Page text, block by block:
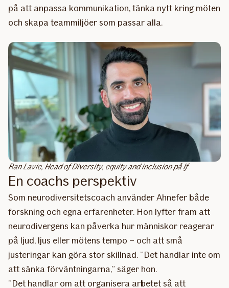
på att anpassa kommunikation, tänka nytt kring möten
och skapa teammiljöer som passar alla.
Ran Lavie, Head of Diversity, equity and inclusion på If
En coachs perspektiv
Som neurodiversitetscoach använder Ahnefer både
forskning och egna erfarenheter. Hon lyfter fram att
neurodivergens kan påverka hur människor reagerar
på ljud, ljus eller mötens tempo – och att små
justeringar kan göra stor skillnad. ”Det handlar inte om
att sänka förväntningarna,” säger hon.
”Det handlar om att organisera arbetet så att